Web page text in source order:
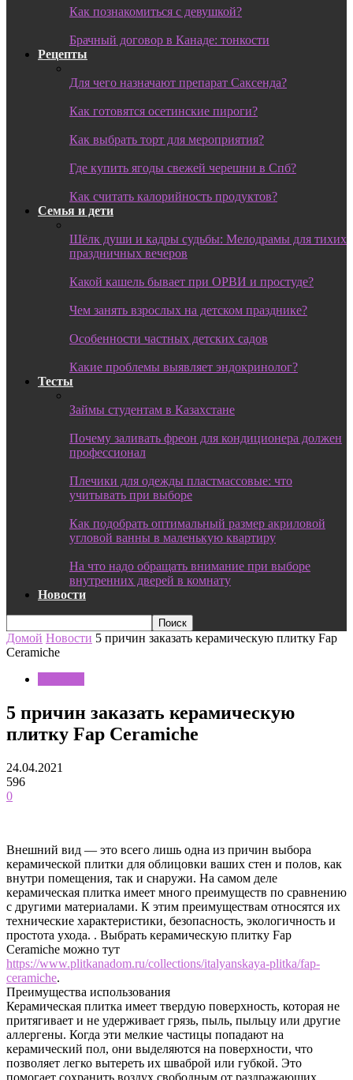
Как познакомиться с девушкой?
Брачный договор в Канаде: тонкости
Рецепты
Для чего назначают препарат Саксенда?
Как готовятся осетинские пироги?
Как выбрать торт для мероприятия?
Где купить ягоды свежей черешни в Спб?
Как считать калорийность продуктов?
Семья и дети
Шёлк души и кадры судьбы: Мелодрамы для тихих
праздничных вечеров
Какой кашель бывает при ОРВИ и простуде?
Чем занять взрослых на детском празднике?
Особенности частных детских садов
Какие проблемы выявляет эндокринолог?
Тесты
Займы студентам в Казахстане
Почему заливать фреон для кондиционера должен
профессионал
Плечики для одежды пластмассовые: что
учитывать при выборе
Как подобрать оптимальный размер акриловой
угловой ванны в маленькую квартиру
На что надо обращать внимание при выборе
внутренних дверей в комнату
Новости
Домой Новости 5 причин заказать керамическую плитку Fap
Ceramiche
5 причин заказать керамическую
плитку Fap Ceramiche
24.04.2021
596
0
Внешний вид — это всего лишь одна из причин выбора
керамической плитки для облицовки ваших стен и полов, как
внутри помещения, так и снаружи. На самом деле
керамическая плитка имеет много преимуществ по сравнению
с другими материалами. К этим преимуществам относятся их
технические характеристики, безопасность, экологичность и
простота ухода. . Выбрать керамическую плитку Fap
Ceramiche можно тут
https://www.plitkanadom.ru/collections/italyanskaya-plitka/fap-
ceramiche.
Преимущества использования
Керамическая плитка имеет твердую поверхность, которая не
притягивает и не удерживает грязь, пыль, пыльцу или другие
аллергены. Когда эти мелкие частицы попадают на
керамический пол, они выделяются на поверхности, что
позволяет легко вытереть их шваброй или губкой. Это
помогает сохранить воздух свободным от раздражающих